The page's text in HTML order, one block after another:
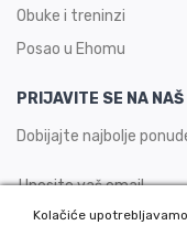
Obuke i treninzi
Posao u Ehomu
PRIJAVITE SE NA
Dobijajte najbolje
Kolačiće